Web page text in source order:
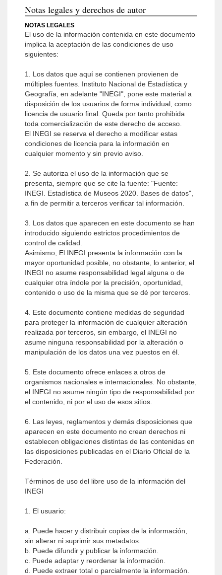
Notas legales y derechos de autor
NOTAS LEGALES
El uso de la información contenida en este documento
implica la aceptación de las condiciones de uso
siguientes:
1. Los datos que aquí se contienen provienen de
múltiples fuentes. Instituto Nacional de Estadística y
Geografía, en adelante "INEGI", pone este material a
disposición de los usuarios de forma individual, como
licencia de usuario final. Queda por tanto prohibida
toda comercialización de este derecho de acceso.
El INEGI se reserva el derecho a modificar estas
condiciones de licencia para la información en
cualquier momento y sin previo aviso.
2. Se autoriza el uso de la información que se
presenta, siempre que se cite la fuente: "Fuente:
INEGI. Estadística de Museos 2020. Bases de datos",
a fin de permitir a terceros verificar tal información.
3. Los datos que aparecen en este documento se han
introducido siguiendo estrictos procedimientos de
control de calidad.
Asimismo, El INEGI presenta la información con la
mayor oportunidad posible, no obstante, lo anterior, el
INEGI no asume responsabilidad legal alguna o de
cualquier otra índole por la precisión, oportunidad,
contenido o uso de la misma que se dé por terceros.
4. Este documento contiene medidas de seguridad
para proteger la información de cualquier alteración
realizada por terceros, sin embargo, el INEGI no
asume ninguna responsabilidad por la alteración o
manipulación de los datos una vez puestos en él.
5. Este documento ofrece enlaces a otros de
organismos nacionales e internacionales. No obstante,
el INEGI no asume ningún tipo de responsabilidad por
el contenido, ni por el uso de esos sitios.
6. Las leyes, reglamentos y demás disposiciones que
aparecen en este documento no crean derechos ni
establecen obligaciones distintas de las contenidas en
las disposiciones publicadas en el Diario Oficial de la
Federación.
Términos de uso del libre uso de la información del
INEGI
1. El usuario:
a. Puede hacer y distribuir copias de la información,
sin alterar ni suprimir sus metadatos.
b. Puede difundir y publicar la información.
c. Puede adaptar y reordenar la información.
d. Puede extraer total o parcialmente la información.